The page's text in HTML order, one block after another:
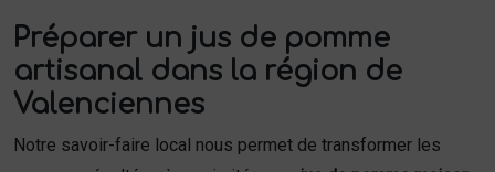
Préparer un jus de pomme
artisanal dans la région de
Valenciennes
Notre savoir-faire local nous permet de transformer les